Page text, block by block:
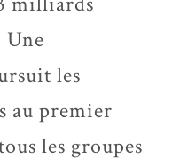
Une
les
au premier
les groupes